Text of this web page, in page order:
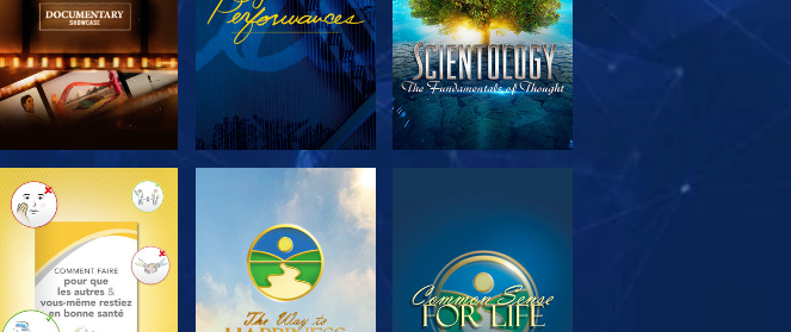
DÉCOUVRIR LES
SÉRIES
DÉCOUVRIR LES
SÉRIES